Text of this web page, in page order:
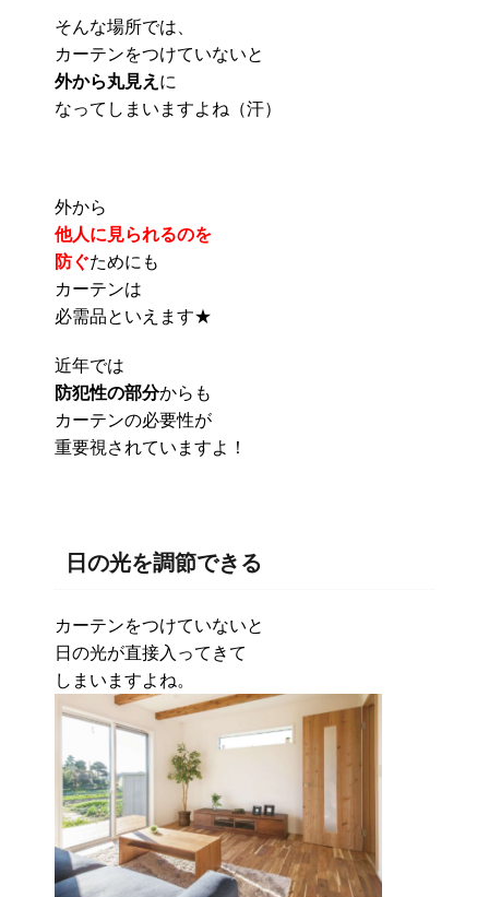
そんな場所では、
カーテンをつけていないと
外から丸見え に
なってしまいますよね（汗）
外から
他人に見られるのを
防ぐためにも
カーテンは
必需品といえます★
近年では
防犯性の部分からも
カーテンの必要性が
重要視されていますよ！
日の光を調節できる
カーテンをつけていないと
日の光が直接入ってきて
しまいますよね。